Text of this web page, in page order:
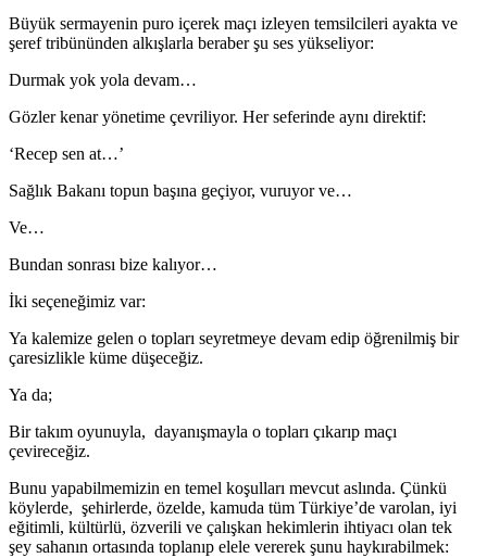
Büyük sermayenin puro içerek maçı izleyen temsilcileri ayakta ve
şeref tribününden alkışlarla beraber şu ses yükseliyor:
Durmak yok yola devam…
Gözler kenar yönetime çevriliyor. Her seferinde aynı direktif:
‘Recep sen at…’
Sağlık Bakanı topun başına geçiyor, vuruyor ve…
Ve…
Bundan sonrası bize kalıyor…
İki seçeneğimiz var:
Ya kalemize gelen o topları seyretmeye devam edip öğrenilmiş bir
çaresizlikle küme düşeceğiz.
Ya da;
Bir takım oyunuyla, dayanışmayla o topları çıkarıp maçı
çevireceğiz.
Bunu yapabilmemizin en temel koşulları mevcut aslında. Çünkü
köylerde, şehirlerde, özelde, kamuda tüm Türkiye’de varolan, iyi
eğitimli, kültürlü, özverili ve çalışkan hekimlerin ihtiyacı olan tek
şey sahanın ortasında toplanıp elele vererek şunu haykırabilmek: